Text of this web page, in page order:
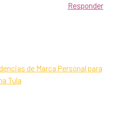
Responder
de Marca Personal para
Tula